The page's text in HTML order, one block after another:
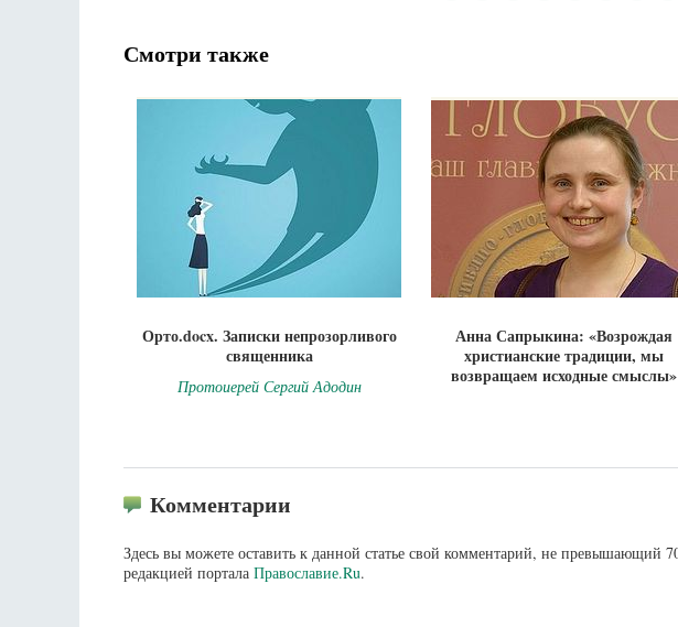
Смотри также
Орто.docx. Записки непрозорливого
священника
Протоиерей Сергий Адодин
Анна Сапрыкина: «Возрождая
христианские традиции, мы
возвращаем исходные смыслы»
Комментарии
Здесь вы можете оставить к данной статье свой комментарий, не превышающий
редакцией портала Православие.Ru.